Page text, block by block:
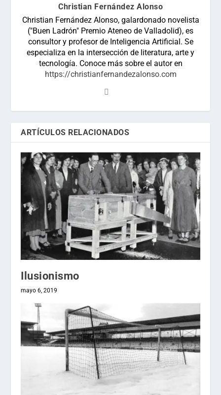
Christian Fernández Alonso
Christian Fernández Alonso, galardonado novelista
("Buen Ladrón" Premio Ateneo de Valladolid), es
consultor y profesor de Inteligencia Artificial. Se
especializa en la intersección de literatura, arte y
tecnología. Conoce más sobre el autor en
https://christianfernandezalonso.com
ARTÍCULOS RELACIONADOS
Ilusionismo
mayo 6, 2019